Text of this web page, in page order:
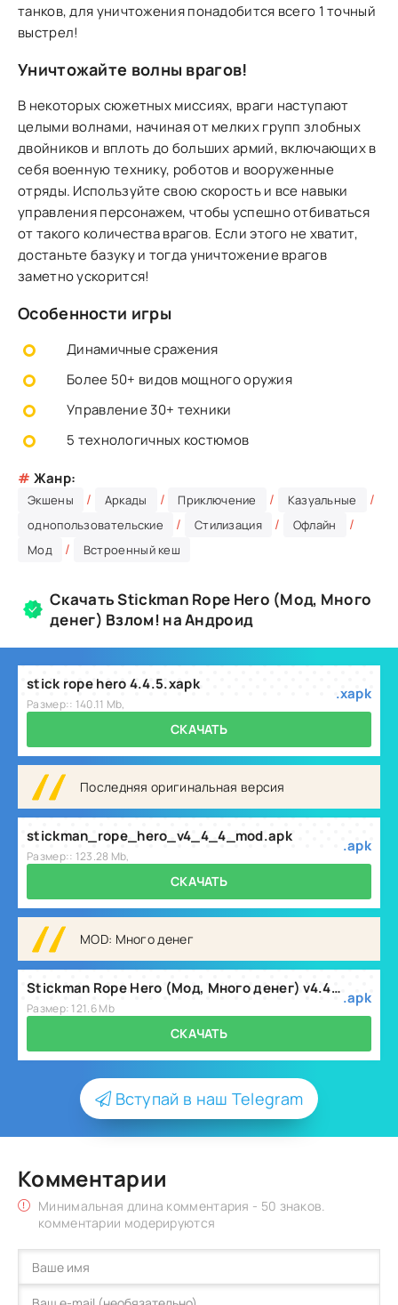
танков, для уничтожения понадобится всего 1 точный
выстрел!
Уничтожайте волны врагов!
В некоторых сюжетных миссиях, враги наступают
целыми волнами, начиная от мелких групп злобных
двойников и вплоть до больших армий, включающих в
себя военную технику, роботов и вооруженные
отряды. Используйте свою скорость и все навыки
управления персонажем, чтобы успешно отбиваться
от такого количества врагов. Если этого не хватит,
достаньте базуку и тогда уничтожение врагов
заметно ускорится!
Особенности игры
Динамичные сражения
Более 50+ видов мощного оружия
Управление 30+ техники
5 технологичных костюмов
# Жанр:
Экшены / Аркады / Приключение / Казуальные /
однопользовательские / Стилизация / Офлайн /
Мод / Встроенный кеш
Скачать Stickman Rope Hero (Мод, Много
денег) Взлом! на Андроид
stick rope hero 4.4.5.xapk
Размер:: 140.11 Mb,
.xapk
СКАЧАТЬ
Последняя оригинальная версия
stickman_rope_hero_v4_4_4_mod.apk
Размер:: 123.28 Mb,
.apk
СКАЧАТЬ
MOD: Много денег
Stickman Rope Hero (Мод, Много денег) v4.4.5
Размер: 121.6 Mb
.apk
СКАЧАТЬ
Вступай в наш Telegram
Комментарии
Минимальная длина комментария - 50 знаков.
комментарии модерируются